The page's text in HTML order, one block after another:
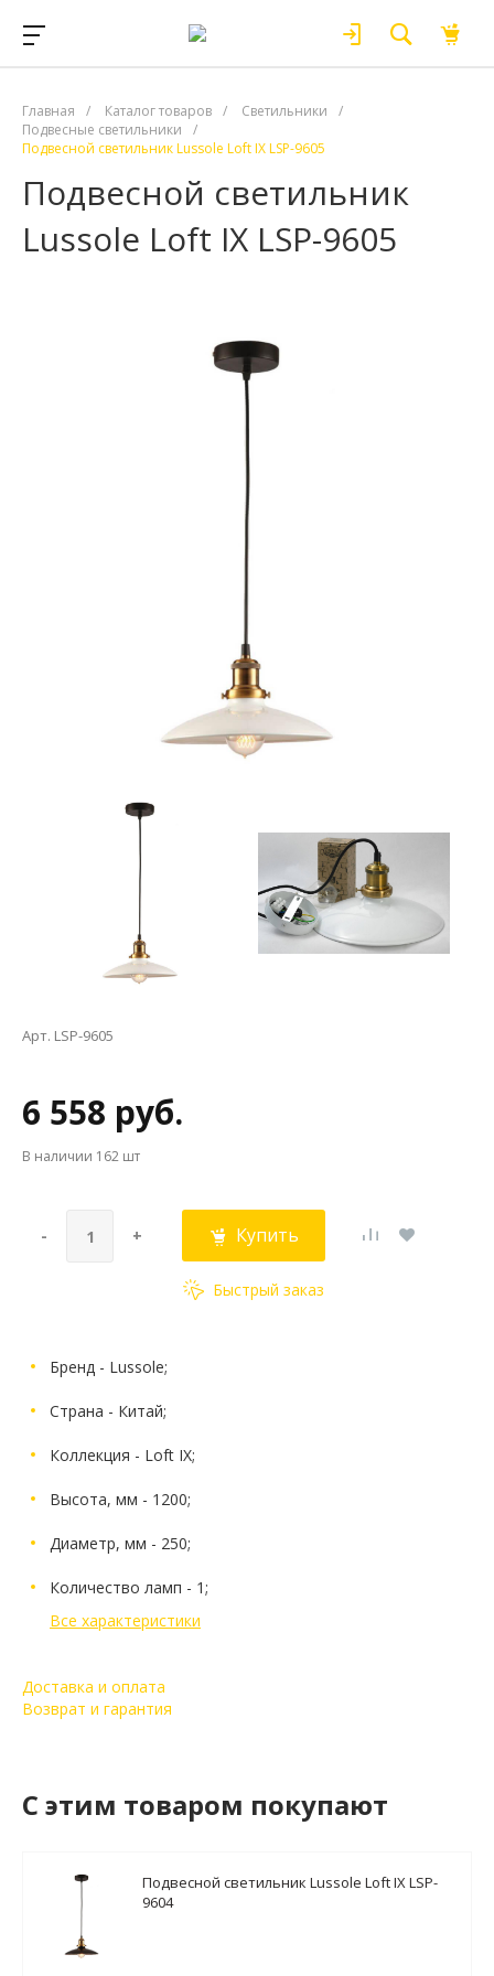
Главная / Каталог товаров / Светильники
/
Подвесные светильники
/
Подвесной светильник Lussole Loft IX LSP-9605
Подвесной светильник
Lussole Loft IX LSP-9605
Арт. LSP-9605
6 558 руб.
В наличии 162 шт
- + Купить
Быстрый заказ
Бренд - Lussole;
Страна - Китай;
Коллекция - Loft IX;
Высота, мм - 1200;
Диаметр, мм - 250;
Количество ламп - 1;
Все характеристики
Доставка и оплата
Возврат и гарантия
C этим товаром покупают
Подвесной светильник Lussole Loft IX LSP-
9604